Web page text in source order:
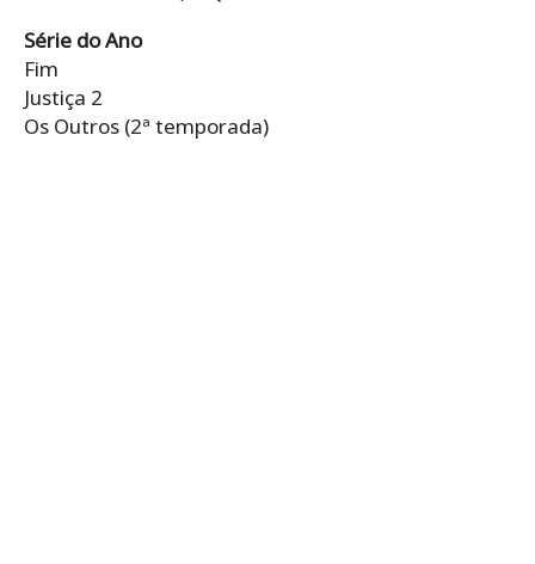
Série do Ano
Fim
Justiça 2
Os Outros (2ª temporada)